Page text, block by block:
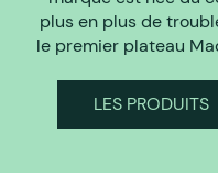
plus en plus de
le premier plateau
LES PRODUITS